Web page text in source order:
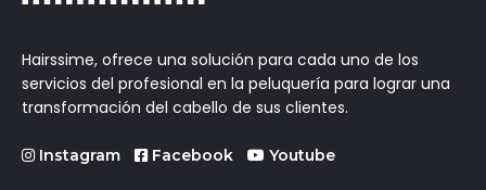
Hairssime, ofrece una solución para cada uno de los
servicios del profesional en la peluquería para lograr una
transformación del cabello de sus clientes.
Instagram Facebook Youtube